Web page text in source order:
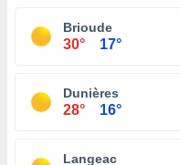
Brioude
30° 17°
Dunières
28° 16°
Langeac